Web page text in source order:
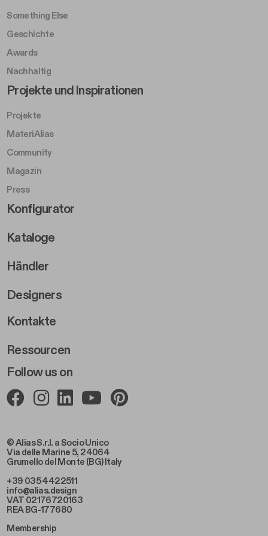
© Alias S.r.l. a Socio Unico
Via delle Marine 5, 24064
Grumello del Monte (BG) Italy
+39 035 4422511
info@alias.design
VAT 02176720163
REA BG-177680
Something Else
Geschichte
Awards
Nachhaltig
Follow us on
Footer Left Middle B
Projekte und Inspirationen
Projekte
MateriAlias
Community
Magazin
Press
Footer Right Middle B
Konfigurator
Kataloge
Händler
Designers
Footer Right 2
Kontakte
Ressourcen
Membership